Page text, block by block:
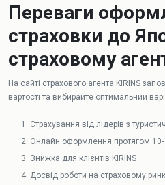
Переваги
страховки до
страховому
На сайті страхового агента KIRINS
вартості та вибирайте оптимальний
Страхування від лідерів з
Онлайн оформлення протягом 10-
Знижка для клієнтів KIRINS
Досвід роботи на страховому